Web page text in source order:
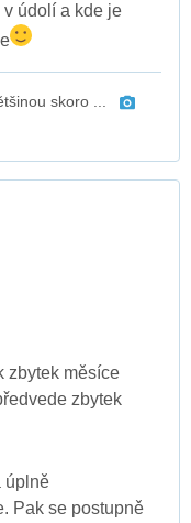
údolí a kde je
skoro ...
zbytek měsíce
zbytek
úplně
Pak se postupně